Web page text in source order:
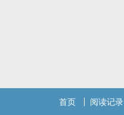
首页 阅读记录